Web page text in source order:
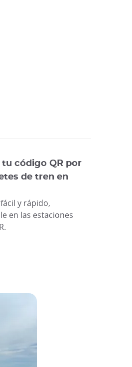
tu código QR por
de tren en
y rápido,
en las estaciones